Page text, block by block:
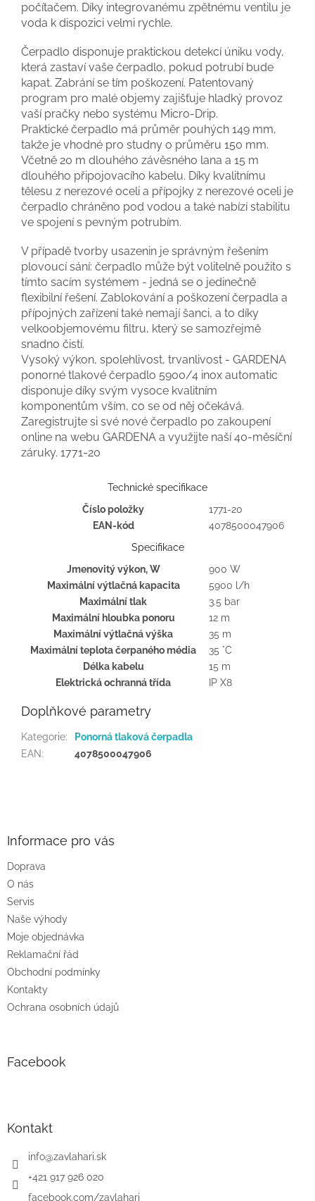
počítačem. Díky integrovanému zpětnému ventilu je
voda k dispozici velmi rychle.
Čerpadlo disponuje praktickou detekcí úniku vody,
která zastaví vaše čerpadlo, pokud potrubí bude
kapat. Zabrání se tím poškození. Patentovaný
program pro malé objemy zajišťuje hladký provoz
vaší pračky nebo systému Micro-Drip.
Praktické čerpadlo má průměr pouhých 149 mm,
takže je vhodné pro studny o průměru 150 mm.
Včetně 20 m dlouhého závěsného lana a 15 m
dlouhého připojovacího kabelu. Díky kvalitnímu
tělesu z nerezové oceli a přípojky z nerezové oceli je
čerpadlo chráněno pod vodou a také nabízí stabilitu
ve spojení s pevným potrubím.
V případě tvorby usazenin je správným řešením
plovoucí sání: čerpadlo může být volitelně použito s
tímto sacím systémem - jedná se o jedinečně
flexibilní řešení. Zablokování a poškození čerpadla a
přípojných zařízení také nemají šanci, a to díky
velkoobjemovému filtru, který se samozřejmě
snadno čistí.
Vysoký výkon, spolehlivost, trvanlivost - GARDENA
ponorné tlakové čerpadlo 5900/4 inox automatic
disponuje díky svým vysoce kvalitním
komponentům vším, co se od něj očekává.
Zaregistrujte si své nové čerpadlo po zakoupení
online na webu GARDENA a využijte naší 40-měsíční
záruky. 1771-20
Technické specifikace
Číslo položky
1771-20
EAN-kód
4078500047906
Specifikace
Jmenovitý výkon, W
900 W
Maximální výtlačná kapacita
5900 l/h
Maximální tlak
3.5 bar
Maximální hloubka ponoru
12 m
Maximální výtlačná výška
35 m
Maximální teplota čerpaného média
35 °C
Délka kabelu
15 m
Elektrická ochranná třída
IP X8
Doplňkové parametry
Kategorie:
Ponorná tlaková čerpadla
EAN: 4078500047906
Informace pro vás
Doprava
O nás
Servis
Naše výhody
Moje objednávka
Reklamační řád
Obchodní podmínky
Kontakty
Ochrana osobních údajů
Facebook
Kontakt
info@zavlahari.sk
+421 917 926 020
facebook.com/zavlahari